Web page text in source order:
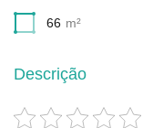
66 m²
Descrição